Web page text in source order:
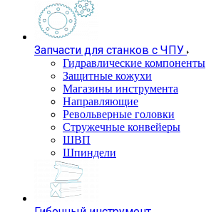
Запчасти для станков с ЧПУ
Гидравлические компоненты
Защитные кожухи
Магазины инструмента
Направляющие
Револьверные головки
Стружечные конвейеры
ШВП
Шпиндели